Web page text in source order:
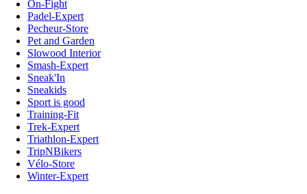
On-Fight
Padel-Expert
Pecheur-Store
Pet and Garden
Slowood Interior
Smash-Expert
Sneak'In
Sneakids
Sport is good
Training-Fit
Trek-Expert
Triathlon-Expert
TripNBikers
Vélo-Store
Winter-Expert